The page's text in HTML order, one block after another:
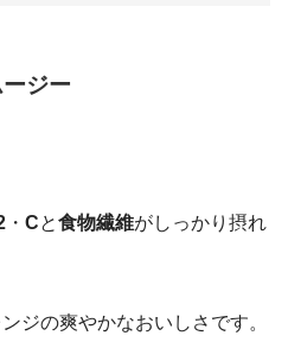
ジー
・ Cと食物繊維がしっかり摂れ
ジの爽やかなおいしさです。